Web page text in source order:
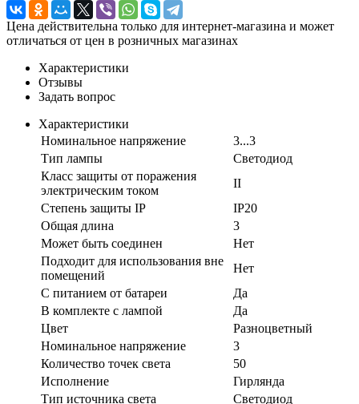
Цена действительна только для интернет-магазина и может
отличаться от цен в розничных магазинах
Характеристики
Отзывы
Задать вопрос
Характеристики
Номинальное напряжение
3...3
Тип лампы
Светодиод
Класс защиты от поражения
электрическим током
II
Степень защиты IP
IP20
Общая длина
3
Может быть соединен
Нет
Подходит для использования вне
помещений
Нет
С питанием от батареи
Да
В комплекте с лампой
Да
Цвет
Разноцветный
Номинальное напряжение
3
Количество точек света
50
Исполнение
Гирлянда
Тип источника света
Светодиод